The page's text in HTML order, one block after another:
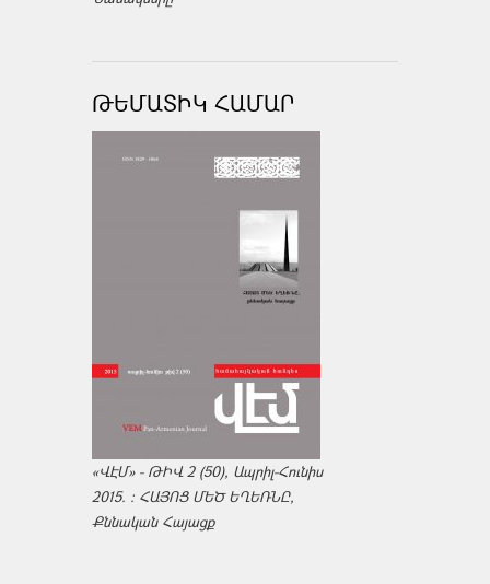
ԹԵՄԱՏԻԿ ՀԱՄԱՐ
«ՎԷՄ» - ԹԻՎ 2 (50), Ապրիլ-Հունիս
2015. : ՀԱՅՈՑ ՄԵԾ ԵՂԵՌՆԸ,
Քննական Հայացք